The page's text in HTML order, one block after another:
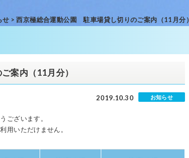
せ >西京極総合運動公園 駐車場貸し切りのご案内（11月分）
案内（11月分）
2019.10.30 お知らせ
ございます。
用いただけません。